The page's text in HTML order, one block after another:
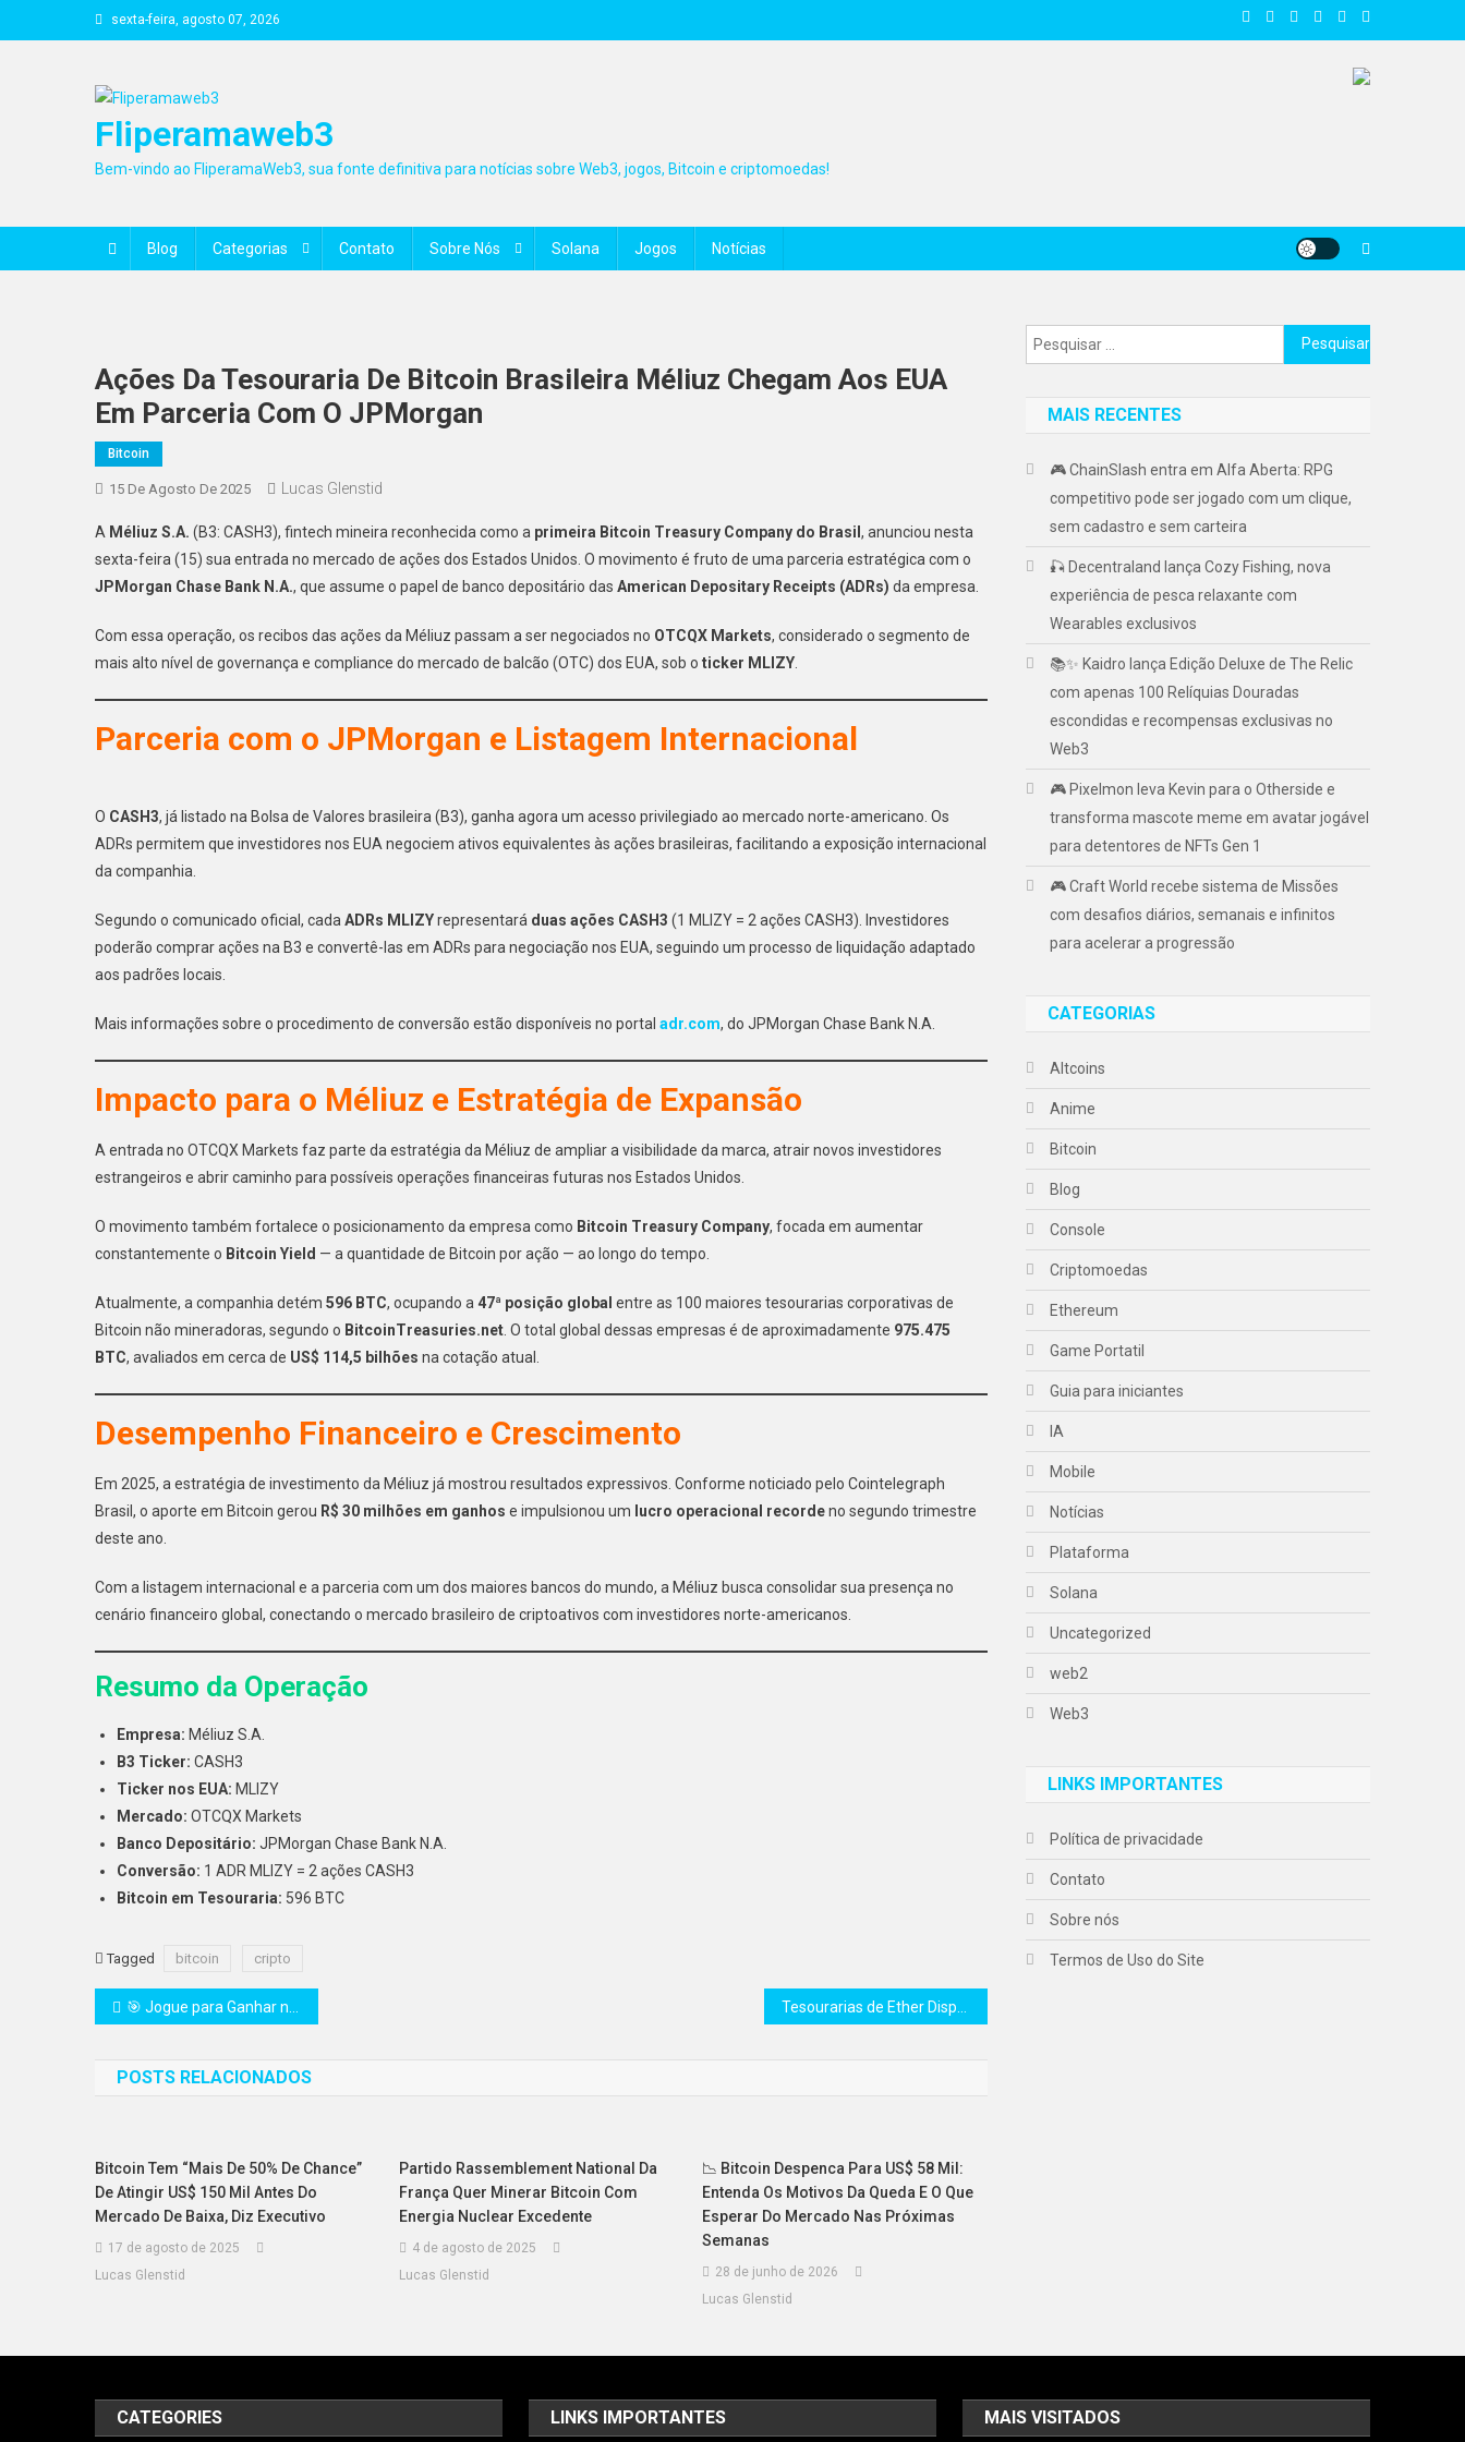
to
sexta-feira, agosto 07, 2026
Fliperamaweb3
Bem-vindo ao FliperamaWeb3, sua fonte definitiva para notícias sobre Web3, jogos, Bitcoin e criptomoedas!
Blog Categorias Contato Sobre Nós Solana Jogos Notícias
Ações Da Tesouraria De Bitcoin Brasileira Méliuz Chegam Aos EUA
Em Parceria Com O JPMorgan
Bitcoin
15 De Agosto De 2025 Lucas Glenstid
A Méliuz S.A. (B3: CASH3), fintech mineira reconhecida como a primeira Bitcoin Treasury Company do Brasil , anunciou nesta
sexta-feira (15) sua entrada no mercado de ações dos Estados Unidos. O movimento é fruto de uma parceria estratégica com o
JPMorgan Chase Bank N.A., que assume o papel de banco depositário das American Depositary Receipts (ADRs) da empresa.
Com essa operação, os recibos das ações da Méliuz passam a ser negociados no OTCQX Markets, considerado o segmento de
mais alto nível de governança e compliance do mercado de balcão (OTC) dos EUA, sob o ticker MLIZY
Parceria com o JPMorgan e Listagem Internacional
O CASH3, já listado na Bolsa de Valores brasileira (B3), ganha agora um acesso privilegiado ao mercado norte-americano. Os
ADRs permitem que investidores nos EUA negociem ativos equivalentes às ações brasileiras, facilitando a exposição internacional
da companhia.
Segundo o comunicado oficial, cada ADRs MLIZYrepresentará duas ações CASH3 (1 MLIZY = 2 ações CASH3). Investidores
poderão comprar ações na B3 e convertê-las em ADRs para negociação nos EUA, seguindo um processo de liquidação adaptado
aos padrões locais.
Mais informações sobre o procedimento de conversão estão disponíveis no portal adr.com, do JPMorgan Chase Bank N.A.
Impacto para o Méliuz e Estratégia de Expansão
A entrada no OTCQX Markets faz parte da estratégia da Méliuz de ampliar a visibilidade da marca, atrair novos investidores
estrangeiros e abrir caminho para possíveis operações financeiras futuras nos Estados Unidos.
O movimento também fortalece o posicionamento da empresa como Bitcoin Treasury Company, focada em aumentar
constantemente o Bitcoin Yield — a quantidade de Bitcoin por ação — ao longo do tempo.
Atualmente, a companhia detém 596 BTC, ocupando a 47ª posição global entre as 100 maiores tesourarias corporativas de
Bitcoin não mineradoras, segundo o BitcoinTreasuries.net . O total global dessas empresas é de aproximadamente 975.475
BTC, avaliados em cerca de US$ 114,5 bilhões na cotação atual.
Desempenho Financeiro e Crescimento
Em 2025, a estratégia de investimento da Méliuz já mostrou resultados expressivos. Conforme noticiado pelo Cointelegraph
Brasil, o aporte em Bitcoin gerou R$ 30 milhões em ganhos e impulsionou um lucro operacional recordeno segundo trimestre
deste ano.
Com a listagem internacional e a parceria com um dos maiores bancos do mundo, a Méliuz busca consolidar sua presença no
cenário financeiro global, conectando o mercado brasileiro de criptoativos com investidores norte-americanos.
Resumo da Operação
Empresa: Méliuz S.A.
B3 Ticker: CASH3
Ticker nos EUA: MLIZY
Mercado: OTCQX Markets
Banco Depositário: JPMorgan Chase Bank N.A.
Conversão: 1 ADR MLIZY = 2 ações CASH3
Bitcoin em Tesouraria: 596 BTC
Tagged bitcoin cripto
Navegação
Post
🎯 Jogue para Ganhar na 2ª Temporada de BloodLoop: Compita em 6 Eventos Semanais com Prêmios de até US$ 6 Mil
POSTS RELACIONADOS
Bitcoin Tem “mais De 50% De Chance”
De Atingir US$ 150 Mil Antes Do
Mercado De Baixa, Diz Executivo
17 de agosto de 2025
Lucas Glenstid
Partido Rassemblement National Da
França Quer Minerar Bitcoin Com
Energia Nuclear Excedente
4 de agosto de 2025
Lucas Glenstid
📉 Bitcoin Despenca Para US$ 58 Mil:
Entenda Os Motivos Da Queda E O Que
Esperar Do Mercado Nas Próximas
Semanas
28 de junho de 2026
Lucas Glenstid
Pesquisar
por:
MAIS RECENTES
🎮 ChainSlash entra em Alfa Aberta: RPG
competitivo pode ser jogado com um clique,
sem cadastro e sem carteira
🎣 Decentraland lança Cozy Fishing, nova
experiência de pesca relaxante com
Wearables exclusivos
📚✨ Kaidro lança Edição Deluxe de The Relic
com apenas 100 Relíquias Douradas
escondidas e recompensas exclusivas no
Web3
🎮 Pixelmon leva Kevin para o Otherside e
transforma mascote meme em avatar jogável
para detentores de NFTs Gen 1
🎮 Craft World recebe sistema de Missões
com desafios diários, semanais e infinitos
para acelerar a progressão
CATEGORIAS
Altcoins
Anime
Bitcoin
Blog
Console
Criptomoedas
Ethereum
Game Portatil
Guia para iniciantes
IA
Mobile
Notícias
Plataforma
Solana
Uncategorized
web2
Web3
LINKS IMPORTANTES
Política de privacidade
Contato
Sobre nós
Termos de Uso do Site
CATEGORIES LINKS IMPORTANTES MAIS VISITADOS